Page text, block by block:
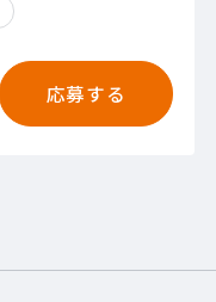
応募する